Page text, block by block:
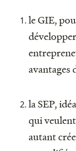
le GIE,
avantages
la SEP,
qui
autant